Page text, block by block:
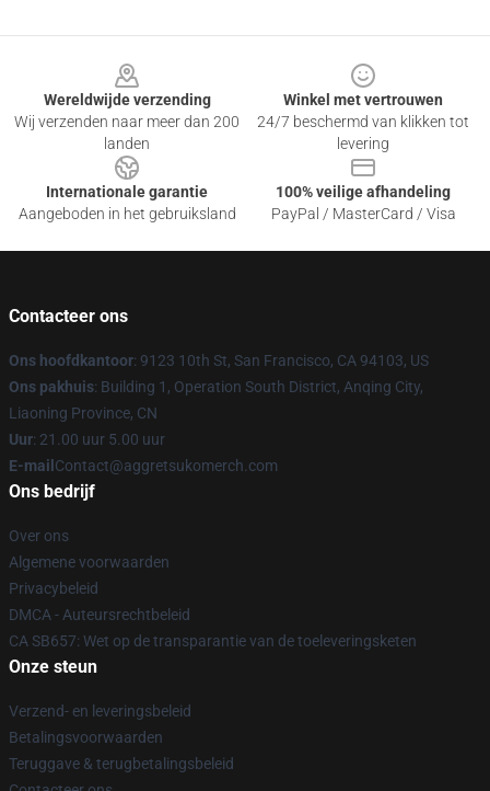
Wereldwijde verzending
Wij verzenden naar meer dan 200
landen
Winkel met vertrouwen
24/7 beschermd van klikken tot
levering
Internationale garantie
Aangeboden in het gebruiksland
100% veilige afhandeling
PayPal / MasterCard / Visa
Contacteer ons
Ons hoofdkantoor: 9123 10th St, San Francisco, CA 94103, US
Ons pakhuis: Building 1, Operation South District, Anqing City,
Liaoning Province, CN
Uur: 21.00 uur 5.00 uur
E-mail Contact@aggretsukomerch.com
Ons bedrijf
Over ons
Algemene voorwaarden
Privacybeleid
DMCA - Auteursrechtbeleid
CA SB657: Wet op de transparantie van de toeleveringsketen
Onze steun
Verzend- en leveringsbeleid
Betalingsvoorwaarden
Teruggave & terugbetalingsbeleid